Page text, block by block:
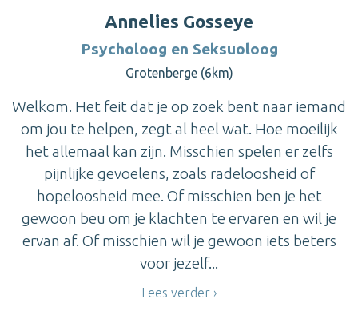
Annelies Gosseye
Psycholoog en Seksuoloog
Grotenberge (6km)
Welkom. Het feit dat je op zoek bent naar iemand
om jou te helpen, zegt al heel wat. Hoe moeilijk
het allemaal kan zijn. Misschien spelen er zelfs
pijnlijke gevoelens, zoals radeloosheid of
hopeloosheid mee. Of misschien ben je het
gewoon beu om je klachten te ervaren en wil je
ervan af. Of misschien wil je gewoon iets beters
voor jezelf...
Lees verder